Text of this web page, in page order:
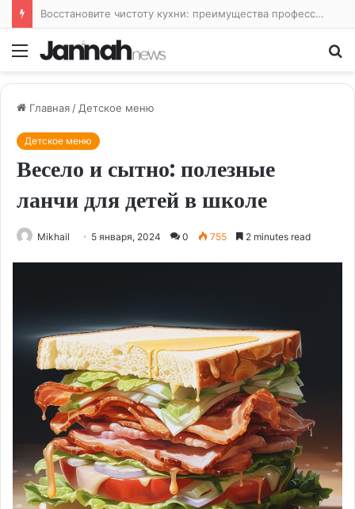
Лайфхаки для кухни: облегчаем жизнь на кухне и готовим с удовольствием
Меню
Главная / Детское меню
Детское меню
Весело и сытно: полезные
ланчи для детей в школе
Mikhail 5 января, 2024 0 755 2 minutes read